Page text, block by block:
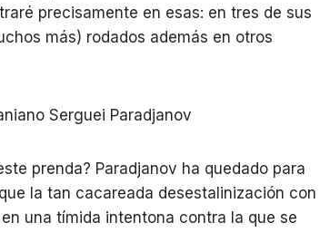
precisamente en esas: en tres de sus
más) rodados además en otros
prenda? Paradjanov ha quedado para
la tan cacareada desestalinización con
una tímida intentona contra la que se